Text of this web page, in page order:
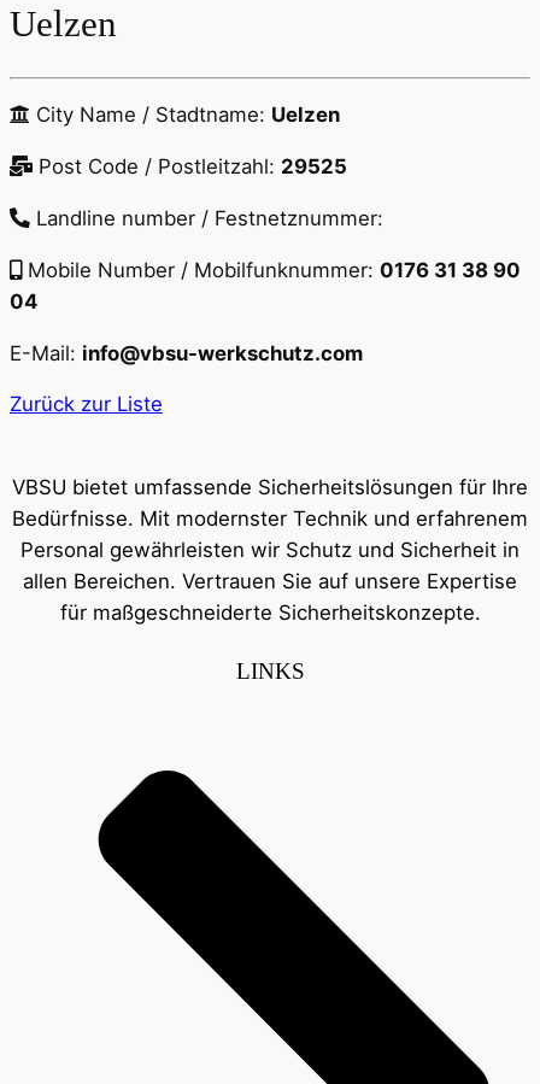
Uelzen
City Name / Stadtname: Uelzen
Post Code / Postleitzahl: 29525
Landline number / Festnetznummer:
Mobile Number / Mobilfunknummer: 0176 31 38 90
04
E-Mail: info@vbsu-werkschutz.com
Zurück zur Liste
VBSU bietet umfassende Sicherheitslösungen für Ihre
Bedürfnisse. Mit modernster Technik und erfahrenem
Personal gewährleisten wir Schutz und Sicherheit in
allen Bereichen. Vertrauen Sie auf unsere Expertise
für maßgeschneiderte Sicherheitskonzepte.
LINKS